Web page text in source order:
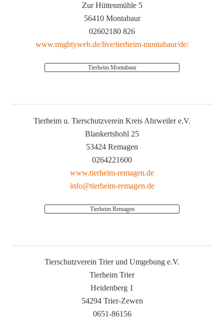
Zur Hüttenmühle 5
56410 Montabaur
02602180 826
www.mightyweb.de/live/tierheim-montabaur/de/
Tierheim Montabaur
Tierheim u. Tierschutzverein Kreis Ahrweiler e.V.
Blankertshohl 25
53424 Remagen
0264221600
www.tierheim-remagen.de
info@tierheim-remagen.de
Tierheim Remagen
Tierschutzverein Trier und Umgebung e.V.
Tierheim Trier
Heidenberg 1
54294 Trier-Zewen
0651-86156